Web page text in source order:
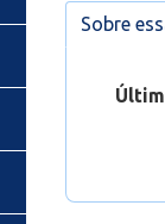
pede
Sou
Sobre